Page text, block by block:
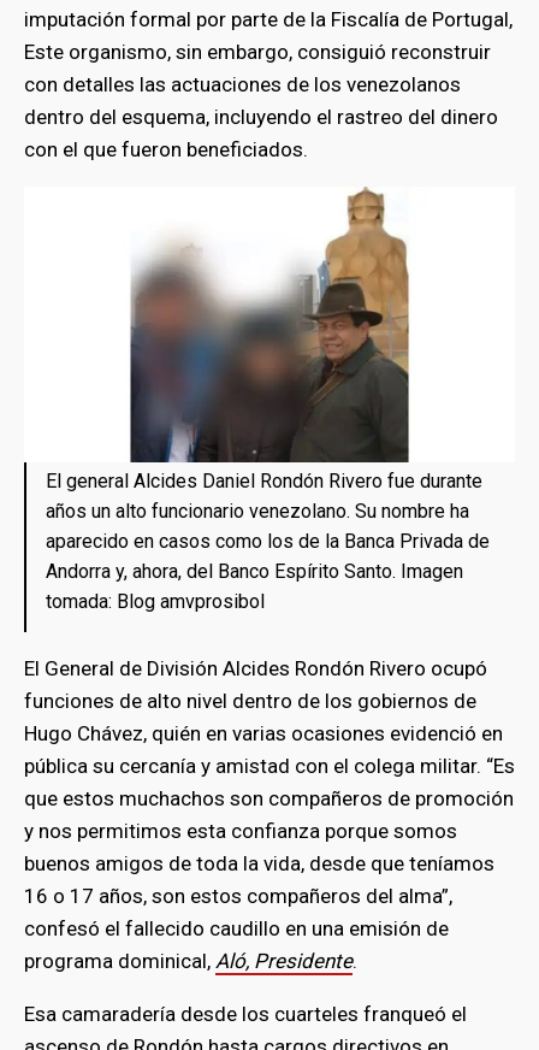
imputación formal por parte de la Fiscalía de Portugal,
Este organismo, sin embargo, consiguió reconstruir
con detalles las actuaciones de los venezolanos
dentro del esquema, incluyendo el rastreo del dinero
con el que fueron beneficiados.
El general Alcides Daniel Rondón Rivero fue durante
años un alto funcionario venezolano. Su nombre ha
aparecido en casos como los de la Banca Privada de
Andorra y, ahora, del Banco Espírito Santo. Imagen
tomada: Blog amvprosibol
El General de División Alcides Rondón Rivero ocupó
funciones de alto nivel dentro de los gobiernos de
Hugo Chávez, quién en varias ocasiones evidenció en
pública su cercanía y amistad con el colega militar. “Es
que estos muchachos son compañeros de promoción
y nos permitimos esta confianza porque somos
buenos amigos de toda la vida, desde que teníamos
16 o 17 años, son estos compañeros del alma”,
confesó el fallecido caudillo en una emisión de
programa dominical, Aló, Presidente.
Esa camaradería desde los cuarteles franqueó el